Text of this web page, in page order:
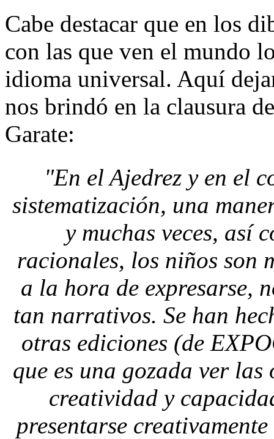
Cabe destacar que en los
con las que ven el mundo
idioma universal. Aquí
nos brindó en la clausura
Garate:
"En el Ajedrez y en el
sistematización, una
y muchas veces, así
racionales, los niños son
a la hora de expresarse,
tan narrativos. Se han
otras ediciones (de
que es una gozada ver
creatividad y
presentarse